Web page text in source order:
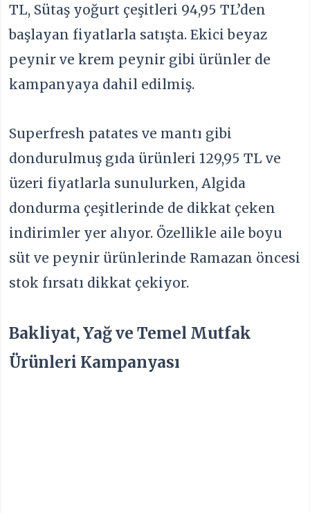
TL, Sütaş yoğurt çeşitleri 94,95 TL’den
başlayan fiyatlarla satışta. Ekici beyaz
peynir ve krem peynir gibi ürünler de
kampanyaya dahil edilmiş.
Superfresh patates ve mantı gibi
dondurulmuş gıda ürünleri 129,95 TL ve
üzeri fiyatlarla sunulurken, Algida
dondurma çeşitlerinde de dikkat çeken
indirimler yer alıyor. Özellikle aile boyu
süt ve peynir ürünlerinde Ramazan öncesi
stok fırsatı dikkat çekiyor.
Bakliyat, Yağ ve Temel Mutfak
Ürünleri Kampanyası